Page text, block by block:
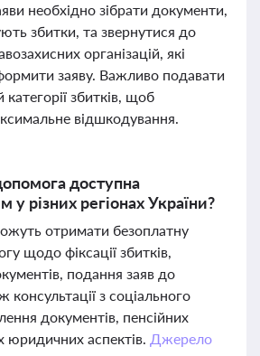
необхідно зібрати документи,
збитки, та звернутися до
організацій, які
заяву. Важливо подавати
збитків, щоб
відшкодування.
доступна
різних регіонах України?
отримати безоплатну
щодо фіксації збитків,
подання заяв до
консультації з соціального
документів, пенсійних
юридичних аспектів. Джерело